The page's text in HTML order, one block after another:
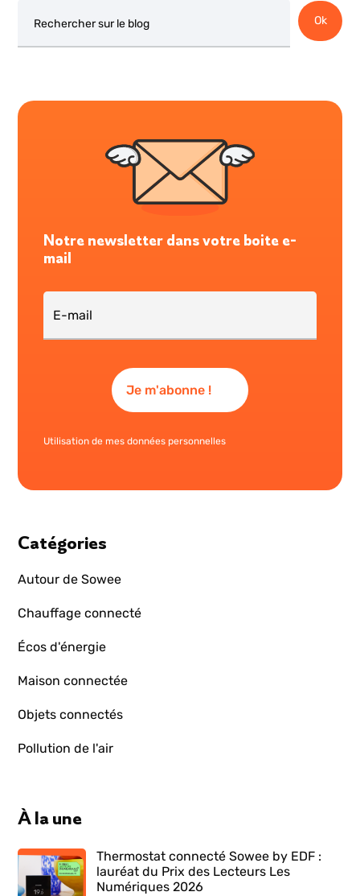
Ok
Notre newsletter dans votre boite e-
mail
Utilisation de mes données personnelles
Catégories
Autour de Sowee
Chauffage connecté
Écos d'énergie
Maison connectée
Objets connectés
Pollution de l'air
À la une
Thermostat connecté Sowee by EDF :
lauréat du Prix des Lecteurs Les
Numériques 2026